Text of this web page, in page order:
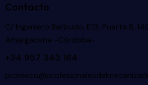
Contacto
C/ Ingeniero Barbudo, E13, Puerta 8,
Amargacena -Córdoba-
+34 957 343 164